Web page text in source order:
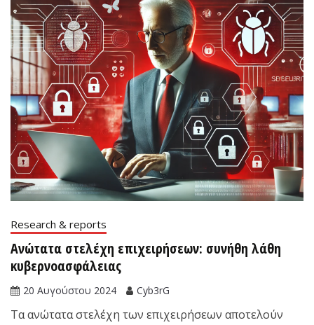
Research & reports
Ανώτατα στελέχη επιχειρήσεων: συνήθη λάθη
κυβερνοασφάλειας
20 Αυγούστου 2024 Cyb3rG
Τα ανώτατα στελέχη των επιχειρήσεων αποτελούν